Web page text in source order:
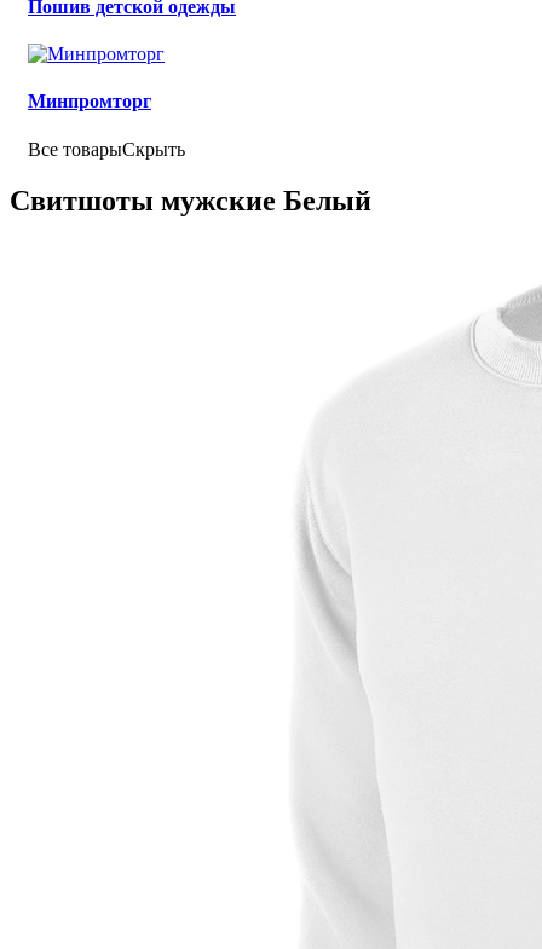
Пошив детской одежды
Минпромторг
Все товарыСкрыть
Свитшоты мужские Белый